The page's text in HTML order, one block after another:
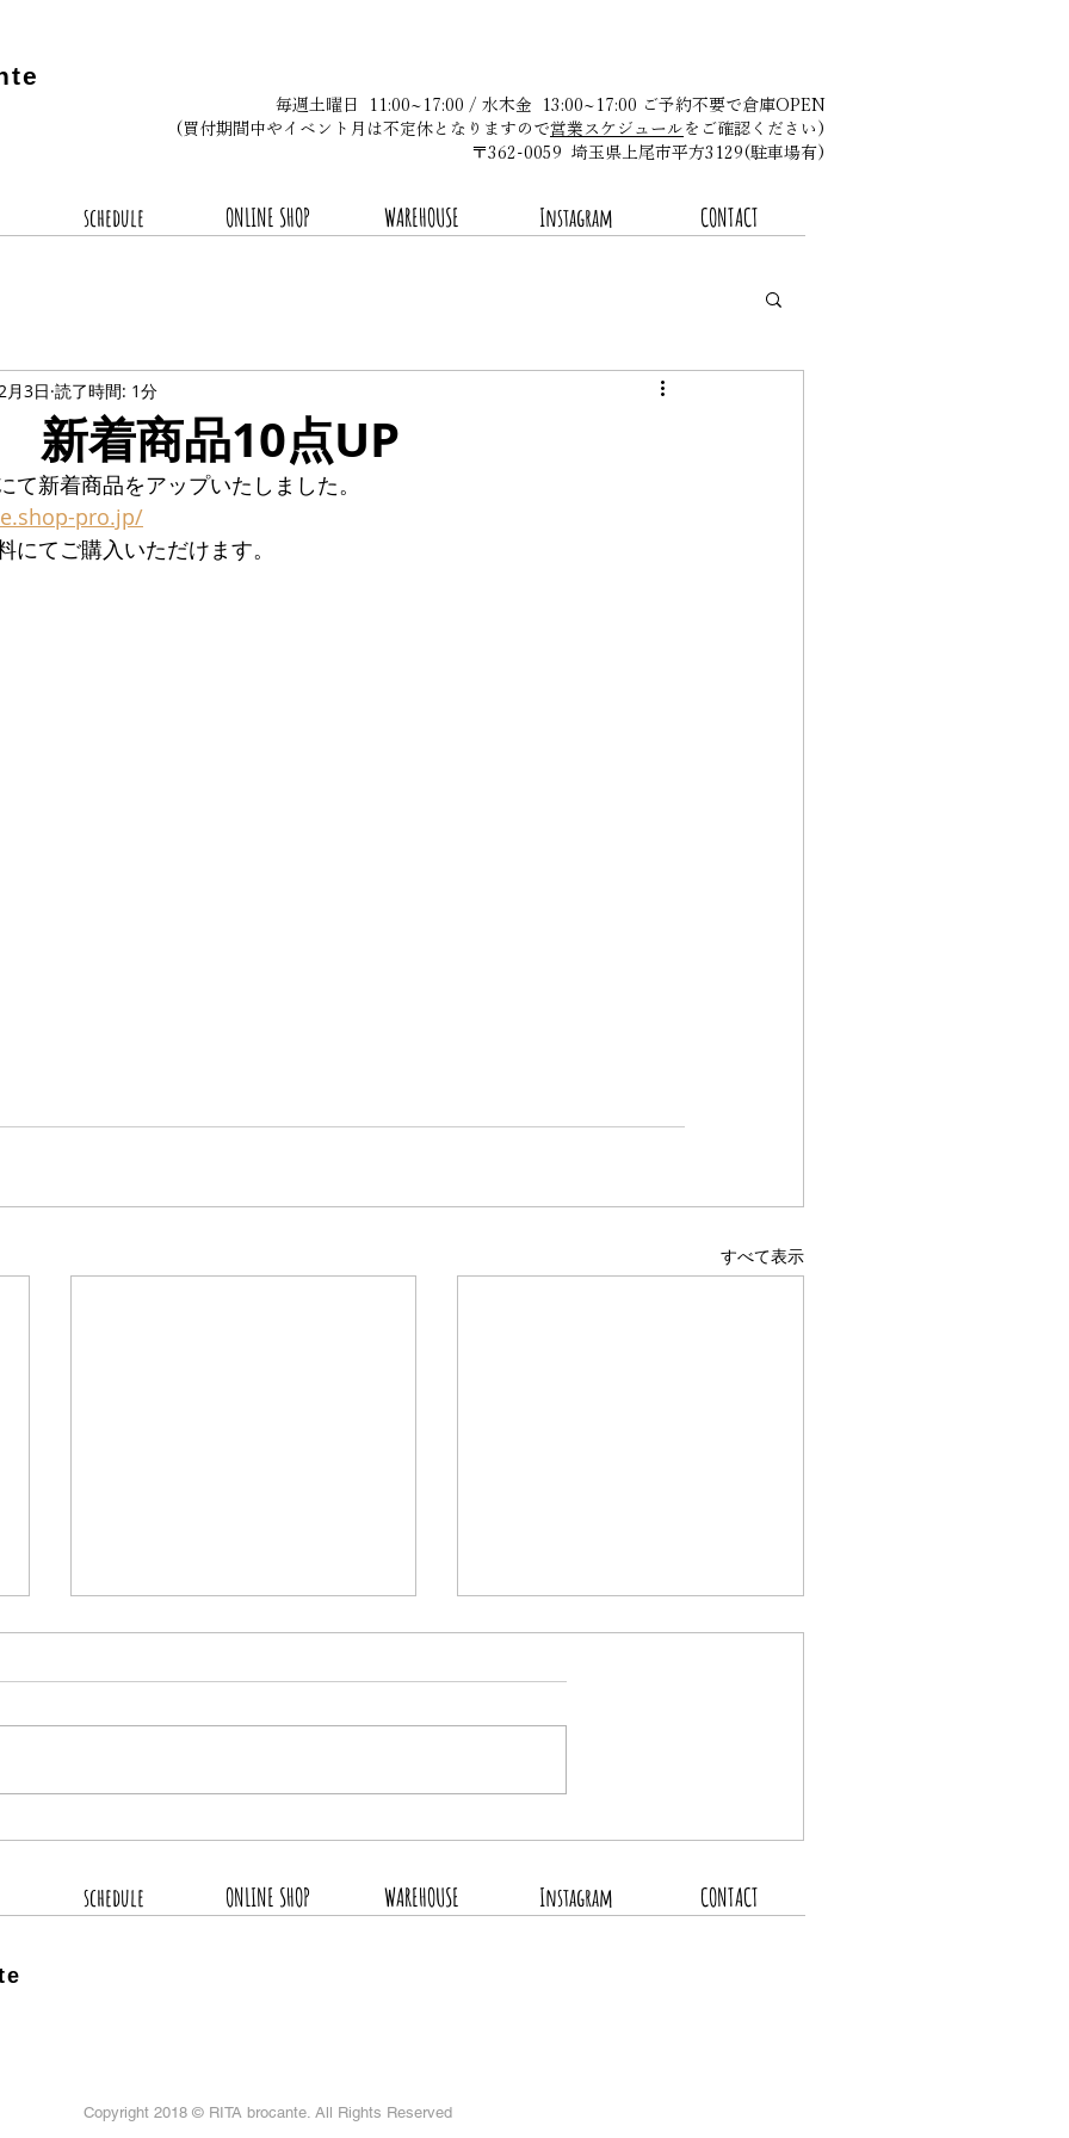
毎週土曜日 11:00~17:00 / 水木金 13:00~17:00 ご予約不要で倉庫OPEN
(買付期間中やイベント月は不定休となりますので営業スケジュール をご確認ください)​
〒362-0059 埼玉県上尾市平方3129(駐車場有)
schedule ONLINE SHOP WAREHOUSE Instagram CONTACT
着商品10点UP
月3日 読了時間: 1分
て新着商品をアップいたしました。
pro.jp/
にてご購入いただけます。
すべて表示
8月の営業スケジュール
schedule ONLINE SHOP WAREHOUSE Instagram CONTACT
Copyright 2018 © RITA brocante. All Rights Reserved